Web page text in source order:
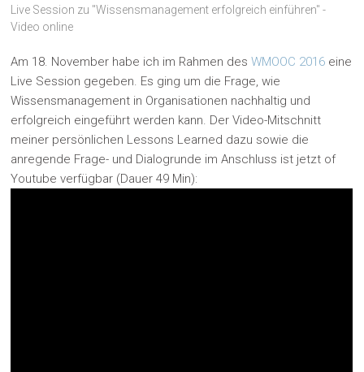
Live Session zu "Wissensmanagement erfolgreich einführen" -
Video online
Am 18. November habe ich im Rahmen desWMOOC 2016 eine
Live Session gegeben. Es ging um die Frage, wie
Wissensmanagement in Organisationen nachhaltig und
erfolgreich eingeführt werden kann. Der Video-Mitschnitt
meiner persönlichen Lessons Learned dazu sowie die
anregende Frage- und Dialogrunde im Anschluss ist jetzt of
Youtube verfügbar (Dauer 49 Min):